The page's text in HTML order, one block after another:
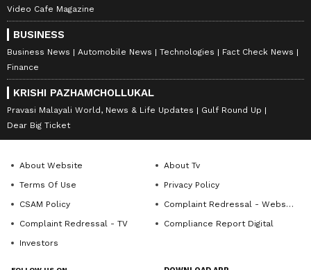
Video Cafe Magazine
BUSINESS
Business News Automobile News Technologies
Fact Check News
Finance
KRISHI PAZHAMCHOLLUKAL
Pravasi Malayali World, News & Life Updates
Gulf Round Up
Dear Big Ticket
About Website
About Tv
Terms Of Use
Privacy Policy
CSAM Policy
Complaint Redressal - Website
Complaint Redressal - TV
Compliance Report Digital
Investors